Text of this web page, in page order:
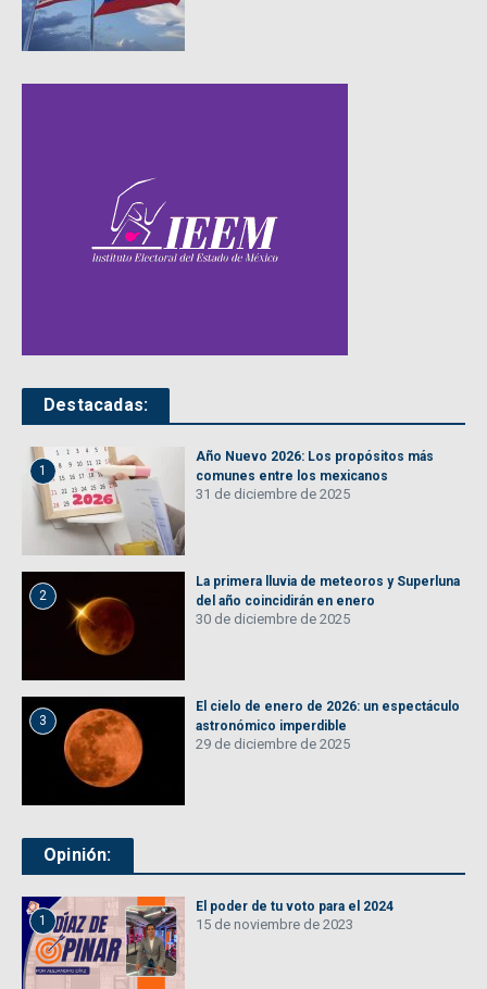
Destacadas:
1
Año Nuevo 2026: Los propósitos más
comunes entre los mexicanos
31 de diciembre de 2025
2
La primera lluvia de meteoros y Superluna
del año coincidirán en enero
30 de diciembre de 2025
3
El cielo de enero de 2026: un espectáculo
astronómico imperdible
29 de diciembre de 2025
Opinión:
1
El poder de tu voto para el 2024
15 de noviembre de 2023